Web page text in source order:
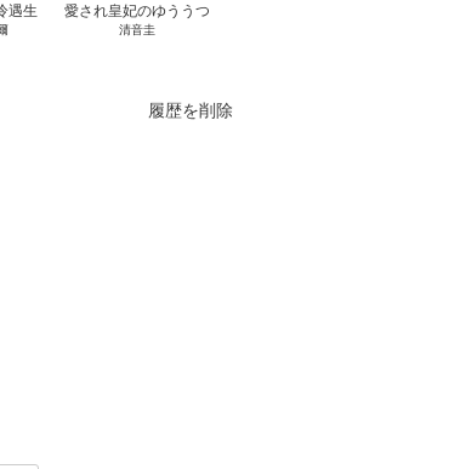
遇生
をか
愛され皇妃のゆううつ
清音圭
履歴を削除